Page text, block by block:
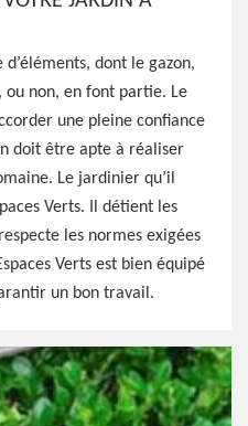
dont le gazon,
ou non, en font partie. Le
une pleine confiance
doit être apte à réaliser
Le jardinier qu’il
Verts. Il détient les
les normes exigées
Verts est bien équipé
un bon travail.